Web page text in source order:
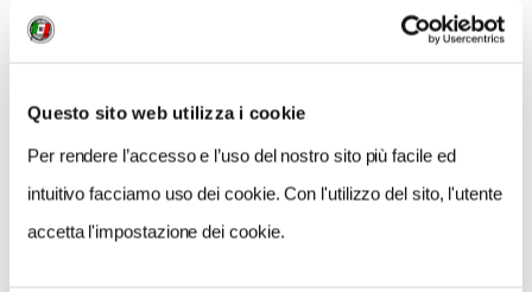
Questo sito web utilizza i cookie
Per rendere l’accesso e l’uso del nostro sito più facile ed
intuitivo facciamo uso dei cookie. Con l'utilizzo del sito, l'utente
accetta l'impostazione dei cookie.